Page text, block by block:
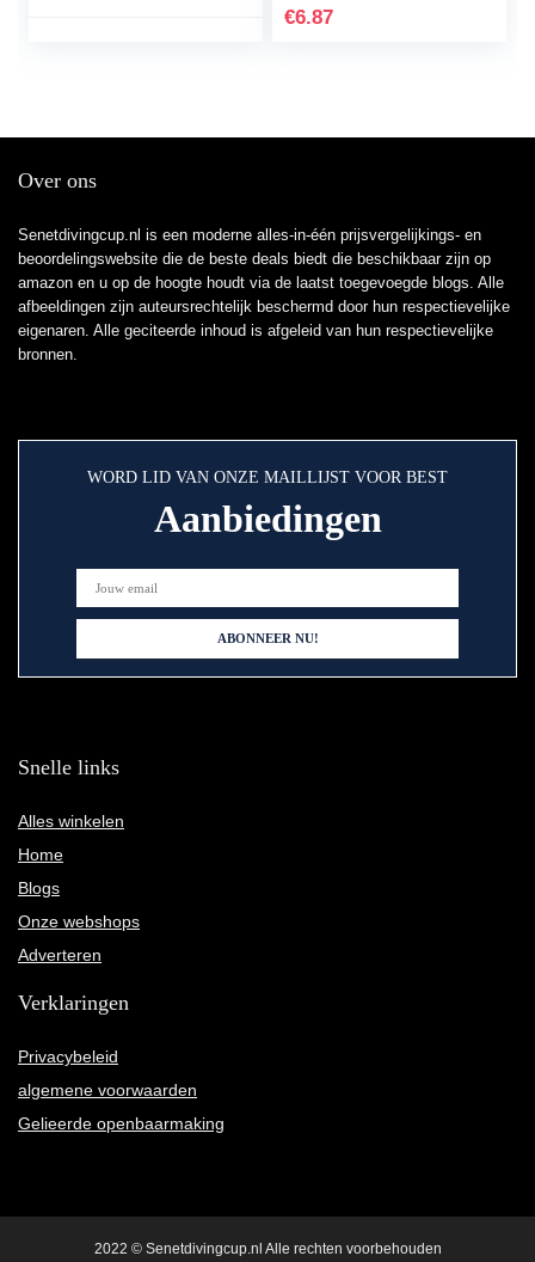
Kabel Tester – Wit
€6.87
Over ons
Senetdivingcup.nl is een moderne alles-in-één prijsvergelijkings- en
beoordelingswebsite die de beste deals biedt die beschikbaar zijn op
amazon en u op de hoogte houdt via de laatst toegevoegde blogs. Alle
afbeeldingen zijn auteursrechtelijk beschermd door hun respectievelijke
eigenaren. Alle geciteerde inhoud is afgeleid van hun respectievelijke
bronnen.
WORD LID VAN ONZE MAILLIJST VOOR BEST
Aanbiedingen
Snelle links
Alles winkelen
Home
Blogs
Onze webshops
Adverteren
Verklaringen
Privacybeleid
algemene voorwaarden
Gelieerde openbaarmaking
2022 © Senetdivingcup.nl Alle rechten voorbehouden